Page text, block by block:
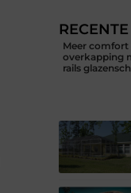
Meer comfort
overkapping
rails